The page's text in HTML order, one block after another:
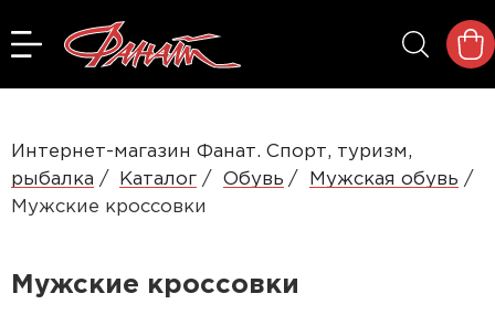
Интернет-магазин Фанат. Спорт, туризм,
рыбалка
Каталог Обувь
Мужская обувь
Мужские кроссовки
Мужские кроссовки